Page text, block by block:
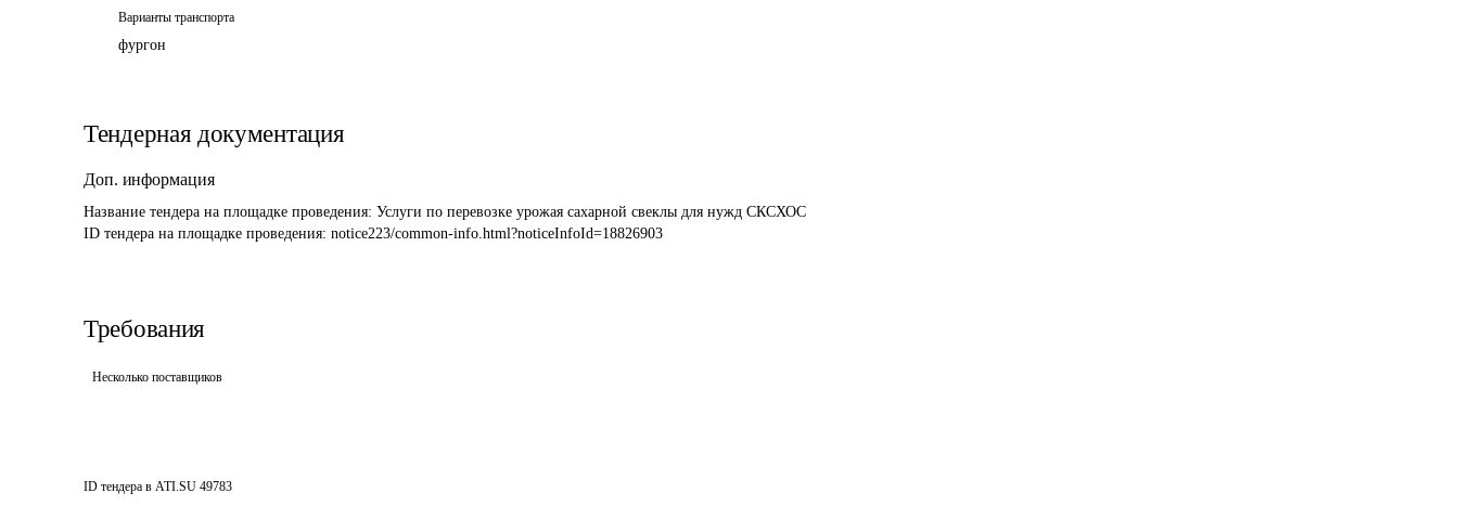
Варианты транспорта
фургон
Тендерная документация
Доп. информация
Название тендера на площадке проведения: Услуги по перевозке урожая сахарной свеклы для нужд СКСХОС
ID тендера на площадке проведения: notice223/common-info.html?noticeInfoId=18826903
Требования
Несколько поставщиков
ID тендера в ATI.SU 49783